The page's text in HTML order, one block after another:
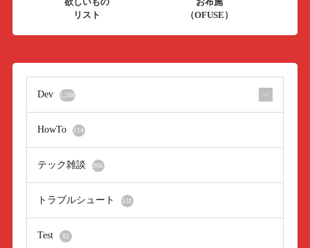
リスト
（OFUSE）
Dev 1,288
HowTo 114
テック雑談 966
トラブルシュート 131
Test 82